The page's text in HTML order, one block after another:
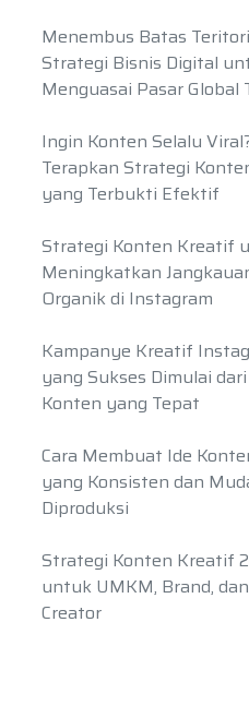
Menembus Batas
Strategi Bisnis Digital
Menguasai Pasar Global
Ingin Konten Selalu
Terapkan Strategi
yang Terbukti Efektif
Strategi Konten Kreatif
Meningkatkan
Organik di Instagram
Kampanye Kreatif
yang Sukses Dimulai
Konten yang Tepat
Cara Membuat Ide
yang Konsisten dan
Diproduksi
Strategi Konten Kreatif
untuk UMKM, Brand,
Creator